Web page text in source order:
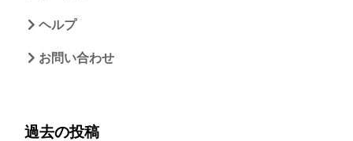
ヘルプ
お問い合わせ
過去の投稿